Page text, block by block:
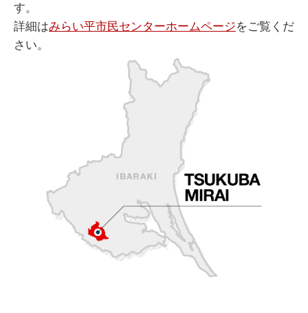
す。
詳細はみらい平市民センターホームページをご覧くだ
さい。